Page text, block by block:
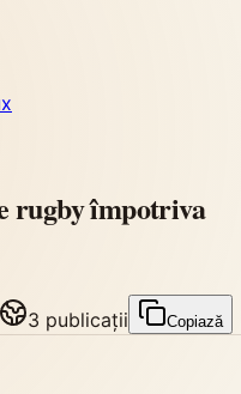
rugby împotriva
3 publicații Copiază